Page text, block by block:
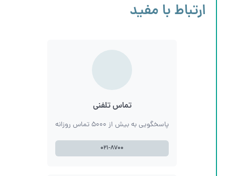
ارتباط با مفید
تماس تلفنی
پاسخگویی به بیش از ۵۰۰۰ تماس روزانه
۰۲۱-۸۷۰۰